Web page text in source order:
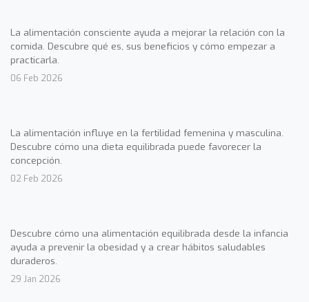
La alimentación consciente ayuda a mejorar la relación con la
comida. Descubre qué es, sus beneficios y cómo empezar a
practicarla.
06 Feb 2026
La alimentación influye en la fertilidad femenina y masculina.
Descubre cómo una dieta equilibrada puede favorecer la
concepción.
02 Feb 2026
Descubre cómo una alimentación equilibrada desde la infancia
ayuda a prevenir la obesidad y a crear hábitos saludables
duraderos.
29 Jan 2026